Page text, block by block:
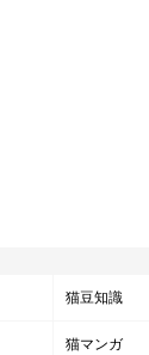
猫豆知識
猫マンガ